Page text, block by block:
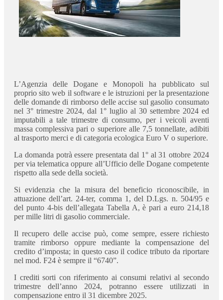
L’Agenzia delle Dogane e Monopoli ha pubblicato sul
proprio sito web il software e le istruzioni per la presentazione
delle domande di rimborso delle accise sul gasolio consumato
nel 3° trimestre 2024, dal 1° luglio al 30 settembre 2024 ed
imputabili a tale trimestre di consumo, per i veicoli aventi
massa complessiva pari o superiore alle 7,5 tonnellate, adibiti
al trasporto merci e di categoria ecologica Euro V o superiore.
La domanda potrà essere presentata dal 1° al 31 ottobre 2024
per via telematica oppure all’Ufficio delle Dogane competente
rispetto alla sede della società.
Si evidenzia che la misura del beneficio riconoscibile, in
attuazione dell’art. 24-ter, comma 1, del D.Lgs. n. 504/95 e
del punto 4-bis dell’allegata Tabella A, è pari a euro 214,18
per mille litri di gasolio commerciale.
Il recupero delle accise può, come sempre, essere richiesto
tramite rimborso oppure mediante la compensazione del
credito d’imposta; in questo caso il codice tributo da riportare
nel mod. F24 è sempre il “6740”.
I crediti sorti con riferimento ai consumi relativi al secondo
trimestre dell’anno 2024, potranno essere utilizzati in
compensazione entro il 31 dicembre 2025.